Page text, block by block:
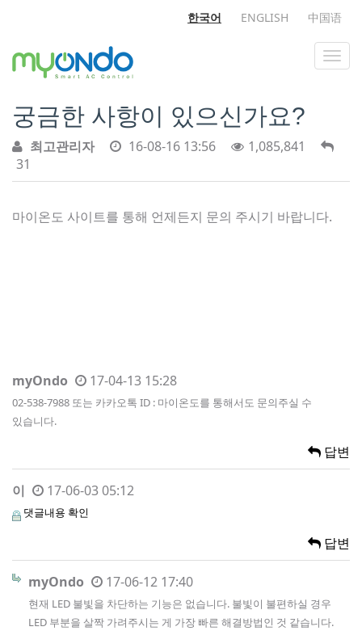
한국어 ENGLISH 中国语
궁금한 사항이 있으신가요?
최고관리자 16-08-16 13:56
1,085,841
31
마이온도 사이트를 통해 언제든지 문의 주시기 바랍니다.
myOndo 17-04-13 15:28
02-538-7988 또는 카카오톡 ID : 마이온도를 통해서도 문의주실 수
있습니다.
답변
이 17-06-03 05:12
댓글내용 확인
답변
myOndo 17-06-12 17:40
현재 LED 불빛을 차단하는 기능은 없습니다. 불빛이 불편하실 경우
LED 부분을 살짝 가려주시는 게 가장 빠른 해결방법인 것 같습니다.